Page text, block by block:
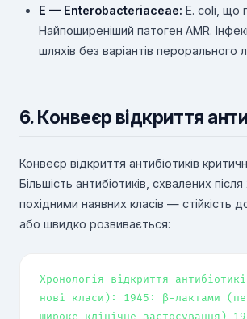
E — Enterobacteriaceae: E. coli, що
Найпоширеніший патоген AMR.
шляхів без варіантів перорального
6. Конвеєр відкриття
Конвеєр відкриття антибіотиків
Більшість антибіотиків, схвалених
похідними наявних класів — стійкість
або швидко розвивається:
Хронологія відкриття
нові класи): 1945: β-лактами